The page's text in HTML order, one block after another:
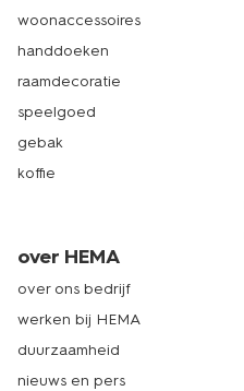
woonaccessoires
handdoeken
raamdecoratie
speelgoed
gebak
koffie
over HEMA
over ons bedrijf
werken bij HEMA
duurzaamheid
nieuws en pers